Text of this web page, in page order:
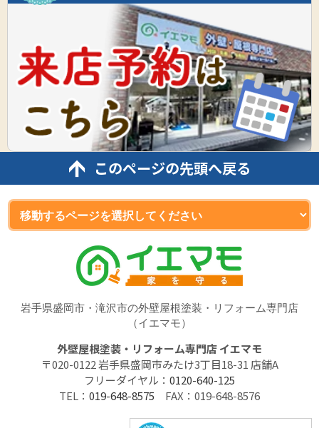
このページの先頭へ戻る
岩手県盛岡市・滝沢市の外壁屋根塗装・リフォーム専門店
（イエマモ）
外壁屋根塗装・リフォーム専門店 イエマモ
〒020-0122 岩手県盛岡市みたけ3丁目18-31 店舗A
フリーダイヤル： 0120-640-125
TEL： 019-648-8575 FAX：019-648-8576